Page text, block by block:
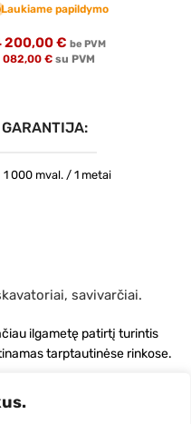
Laukiame papildymo
200,00€ be PVM
082,00 € su PVM
GARANTIJA
1 000 mval. / 1 metai
ilgametę patirtį turintis
tarptautinėse rinkose.